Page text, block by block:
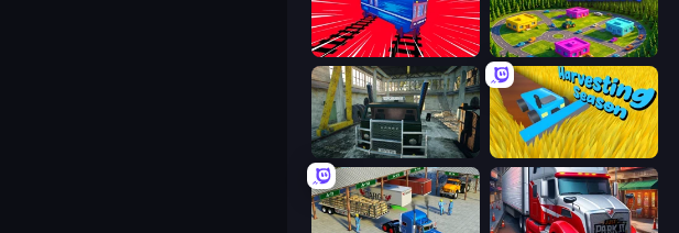
Train Drift Traffic Architect
Kamaz Truck Driver Harvesting Season